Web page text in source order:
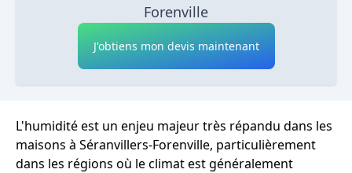
Forenville
J'obtiens mon devis maintenant
L'humidité est un enjeu majeur très répandu dans les
maisons à Séranvillers-Forenville, particulièrement
dans les régions où le climat est généralement